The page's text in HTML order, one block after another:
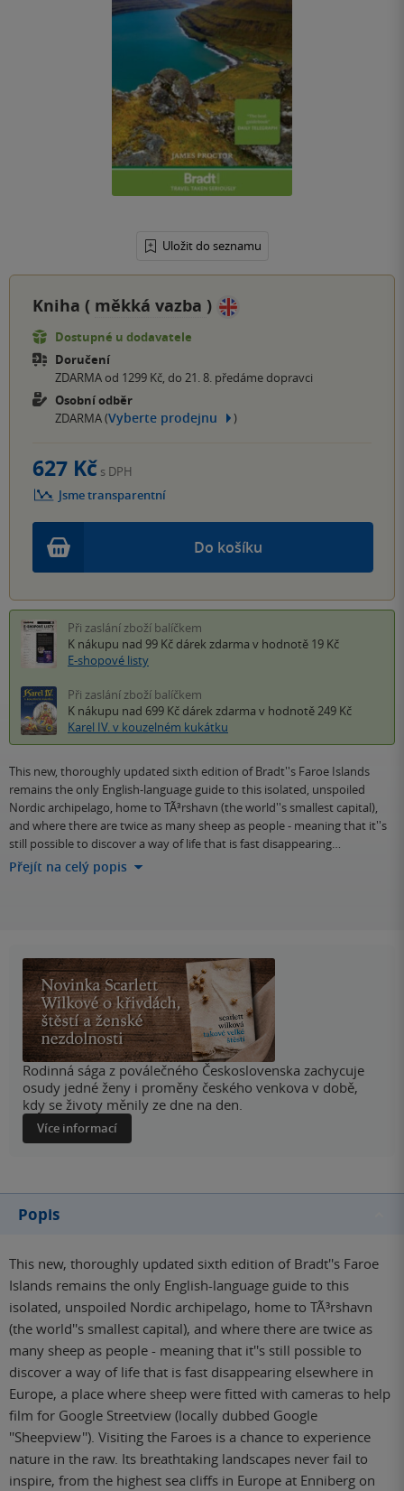
Uložit do seznamu
Kniha ( měkká vazba )
Dostupné u dodavatele
Doručení
ZDARMA od 1299 Kč, do 21. 8. předáme dopravci
Osobní odběr
ZDARMA (Vyberte prodejnu )
Do košíku
627 Kč s DPH
Jsme transparentní
Při zaslání zboží balíčkem
K nákupu nad 99 Kč dárek zdarma v hodnotě 19 Kč
E-shopové listy
Při zaslání zboží balíčkem
K nákupu nad 699 Kč dárek zdarma v hodnotě 249 Kč
Karel IV. v kouzelném kukátku
This new, thoroughly updated sixth edition of Bradt''s Faroe Islands
remains the only English-language guide to this isolated, unspoiled
Nordic archipelago, home to TÃ³rshavn (the world''s smallest capital),
and where there are twice as many sheep as people - meaning that it''s
still possible to discover a way of life that is fast disappearing…
Přejít na celý popis
Rodinná sága z poválečného Československa zachycuje
osudy jedné ženy i proměny českého venkova v době,
kdy se životy měnily ze dne na den.
Více informací
Popis
This new, thoroughly updated sixth edition of Bradt''s Faroe
Islands remains the only English-language guide to this
isolated, unspoiled Nordic archipelago, home to TÃ³rshavn
(the world''s smallest capital), and where there are twice as
many sheep as people - meaning that it''s still possible to
discover a way of life that is fast disappearing elsewhere in
Europe, a place where sheep were fitted with cameras to help
film for Google Streetview (locally dubbed Google
''Sheepview''). Visiting the Faroes is a chance to experience
nature in the raw. Its breathtaking landscapes never fail to
inspire, from the highest sea cliffs in Europe at Enniberg on